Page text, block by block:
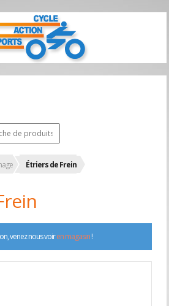
Étriers de Frein
venez nous voiren magasin!